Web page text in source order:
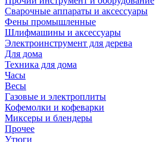
Сварочные аппараты и аксессуары
Фены промышленные
Шлифмашины и аксессуары
Электроинструмент для дерева
Для дома
Техника для дома
Часы
Весы
Газовые и электроплиты
Кофемолки и кофеварки
Миксеры и блендеры
Прочее
Утюги